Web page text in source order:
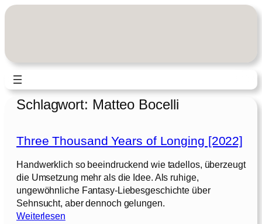
Zum
Schlagwort: Matteo Bocelli
Three Thousand Years of Longing [2022]
Handwerklich so beeindruckend wie tadellos, überzeugt
die Umsetzung mehr als die Idee. Als ruhige,
ungewöhnliche Fantasy-Liebesgeschichte über
Sehnsucht, aber dennoch gelungen.
Weiterlesen: